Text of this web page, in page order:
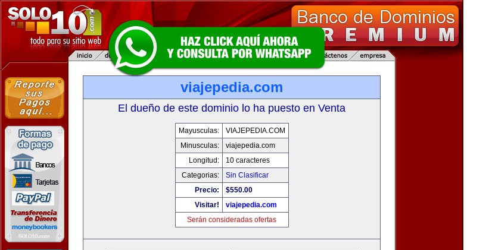
viajepedia.com
El dueño de este dominio lo ha puesto en Venta
Mayusculas:
VIAJEPEDIA.COM
Minusculas:
viajepedia.com
Longitud:
10 caracteres
Categorias:
Sin Clasificar
Precio:
$550.00
Visitar!
viajepedia.com
Serán consideradas ofertas